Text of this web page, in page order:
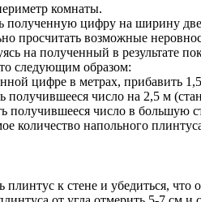
комнаты.
полученную цифру на ширину
просчитать возможные
на полученный в результате
следующим образом:
цифре в метрах, прибавить
получившееся число на 2,5 м
получившееся число в большую
количество напольного
к стене и убедиться, что